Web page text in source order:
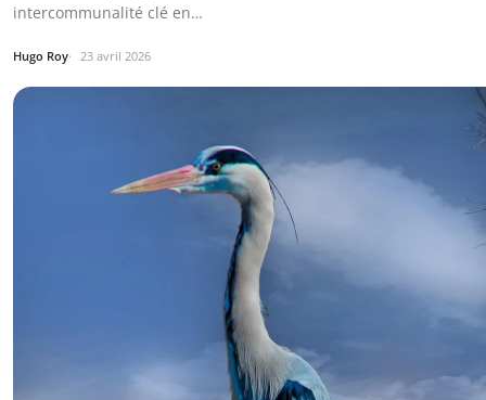
intercommunalité clé en…
Hugo Roy 23 avril 2026